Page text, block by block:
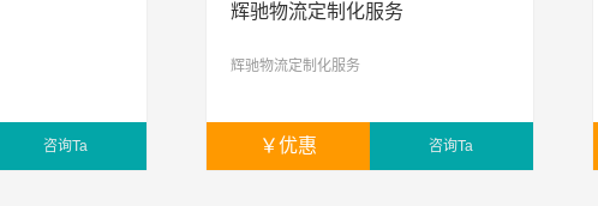
咨询Ta
辉驰物流定制化服务
辉驰物流定制化服务
￥优惠 咨询Ta